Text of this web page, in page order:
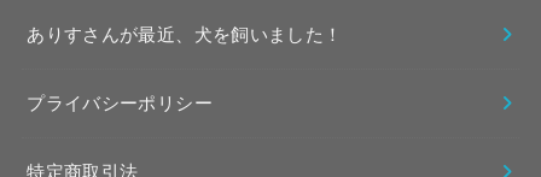
ありすさんが最近、犬を飼いました！
プライバシーポリシー
特定商取引法